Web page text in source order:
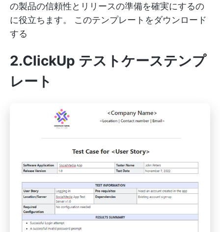
の製品の信頼性とリリースの準備を確実にするの
に役立ちます。 このテンプレートをダウンロード
する
2.ClickUp テストケーステンプ
レート